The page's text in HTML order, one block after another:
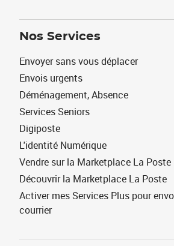
Nos Services
Envoyer sans vous déplacer
Envois urgents
Déménagement, Absence
Services Seniors
Digiposte
L'identité Numérique
Vendre sur la Marketplace La Poste
Découvrir la Marketplace La Poste
Activer mes Services Plus pour
courrier